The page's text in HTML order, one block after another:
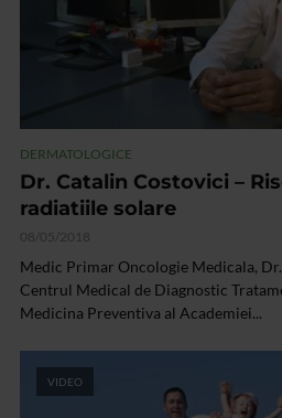
DERMATOLOGICE
Dr. Catalin Costovici –
radiatiile solare
08/05/2018
Medic Primar Oncologie Medicala,
Centrul Medical de Diagnostic
Medicina Preventiva al Academiei...
VIDEO